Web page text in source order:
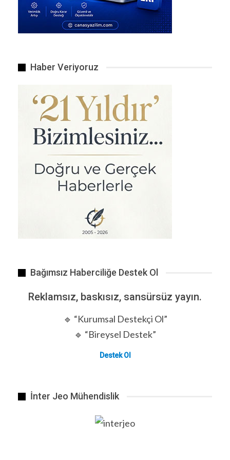
mikrobiyal çeşitlilik ortaya çıkardı—Bu çeşitlilik
deniz tabanının 491 metre altına ve yeraltının
BENZER HABER
İzmir’de, FETÖ/PDY’nin ‘esnaf…
Haber Veriyoruz
Bağımsız Haberciliğe Destek Ol
Reklamsız, baskısız, sansürsüz yayın.
🔹 “Kurumsal Destekçi Ol”
🔹 “Bireysel Destek”
Destek Ol
İnter Jeo Mühendislik